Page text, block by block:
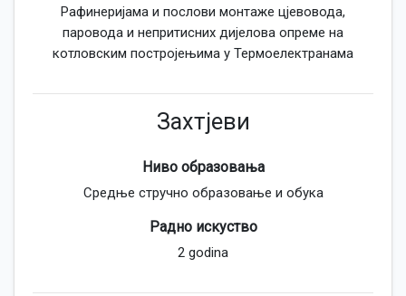
Рафинеријама и послови монтаже цјевовода,
паровода и непритисних дијелова опреме на
котловским постројењима у Термоелектранама
Захтјеви
Ниво образовања
Средње стручно образовање и обука
Радно искуство
2 godina